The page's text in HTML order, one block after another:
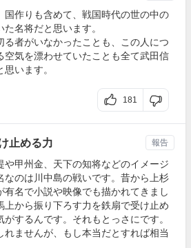
国作りも含めて、戦国時代の世の中の
名将だと思います。
る者がいなかったことも、この人につ
空気を漂わせていたことも全て武田信
います。
181
止める力
や甲州金、天下の知将などのイメージ
なのは川中島の戦いです。昔から上杉
有名で小説や映像でも描かれてきまし
上から振り下ろす力を鉄扇で受け止め
するんです。それもとっさにです。
れませんが、もし本当だとすれば相当
報告